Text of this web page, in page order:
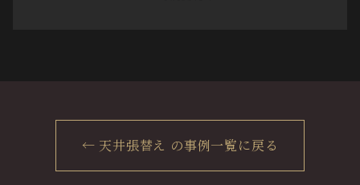
← 天井張替え の事例一覧に戻る